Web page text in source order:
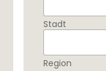
Stadt
Region